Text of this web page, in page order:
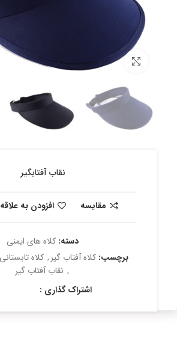
برای بزرگنمایی کلیک کنید
نقاب آفتابگیر
مقایسه افزودن به
دسته: کلاه های ایمنی
برچسب: کلاه آفتاب گیر , کلاه تابستانی
, نقاب آفتاب گیر
اشتراک گذاری :